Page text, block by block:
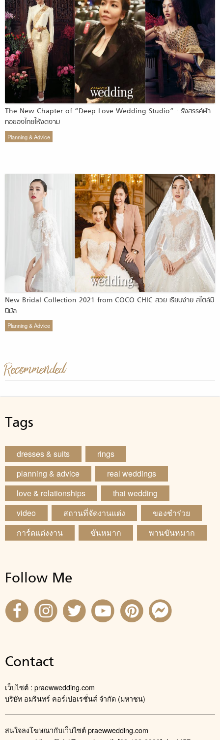
The New Chapter of “Deep Love Wedding Studio” : รังสรรค์ผ้า
ทอของไทยให้งดงาม
Planning & Advice
New Bridal Collection 2021 from COCO CHIC สวย เรียบง่าย สไตล์มิ
นิมัล
Planning & Advice
Recommended
Tags
dresses & suits
rings
planning & advice
real weddings
love & relationships
thai wedding
video
สถานที่จัดงานแต่ง
ของชำร่วย
การ์ดแต่งงาน
ขันหมาก พานขันหมาก
Follow Me
Contact
เว็บไซต์ : praewwedding.com
บริษัท อมรินทร์ คอร์เปอเรชั่นส์ จำกัด (มหาชน)
สนใจลงโฆษณากับเว็บไซต์ praewwedding.com